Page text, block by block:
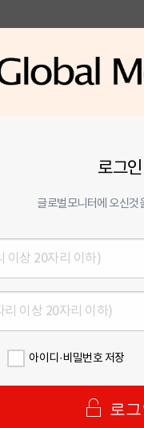
로그인
글로벌모니터에 오신것
아이디·비밀번호 저장
로그